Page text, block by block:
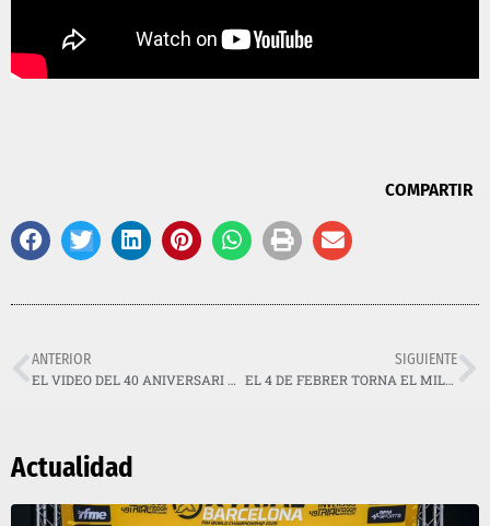
COMPARTIR
ANTERIOR
EL VIDEO DEL 40 ANIVERSARI DEL TRIAL INDOOR DE BARCELONA
SIGUIENTE
EL 4 DE FEBRER TORNA EL MILLOR TRIAL INDOOR DEL MÓN!
Actualidad